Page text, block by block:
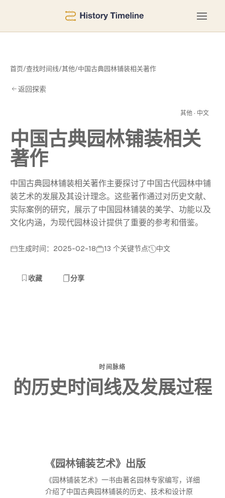
首页/查找时间线/其他/中国古典园林铺装相关著作
返回探索
其他 · 中文
中国古典园林铺装相关
著作
中国古典园林铺装相关著作主要探讨了中国古代园林中铺
装艺术的发展及其设计理念。这些著作通过对历史文献、
实际案例的研究，展示了中国园林铺装的美学、功能以及
文化内涵，为现代园林设计提供了重要的参考和借鉴。
生成时间：2025-02-18 13 个关键节点 中文
收藏 分享
时间脉络
的历史时间线及发展过程
《园林铺装艺术》出版
《园林铺装艺术》一书由著名园林专家编写，详细
介绍了中国古典园林铺装的历史、技术和设计原